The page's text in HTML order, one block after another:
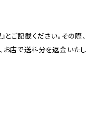
ご記載ください。その際、
お店で送料分を返金いたし